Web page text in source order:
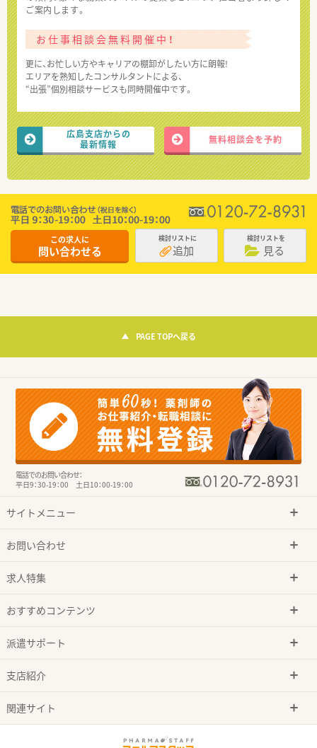
ご案内します。
お仕事相談会無料開催中！
更に、お忙しい方やキャリアの棚卸がしたい方に朗報!
エリアを熟知したコンサルタントによる、
“出張”個別相談サービスも同時開催中です。
広島支店からの
最新情報
無料相談会を予約
この求人に
問い合わせる
検討リストに
追加
検討リストを
見る
PAGE TOPへ戻る
電話でのお問い合わせ：
平日9：30-19：00 土日10：00-19：00
サイトメニュー
お問い合わせ
求人特集
おすすめコンテンツ
派遣サポート
支店紹介
関連サイト